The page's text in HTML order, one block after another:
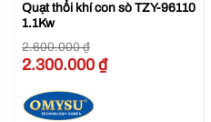
Quạt thổi khí con sò TZY-96110
1.1Kw
2.600.000₫
Giá
gốc
2.600.000 ₫.
2.300.000 ₫Giá
hiện